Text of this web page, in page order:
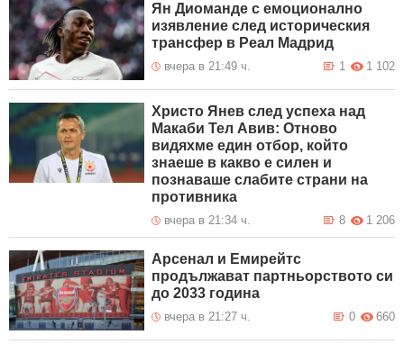
Ян Диоманде с емоционално
изявление след историческия
трансфер в Реал Мадрид
вчера в 21:49 ч. 1 102
1
Христо Янев след успеха над
Макаби Тел Авив: Отново
видяхме един отбор, който
знаеше в какво е силен и
познаваше слабите страни на
противника
вчера в 21:34 ч. 1 206
8
Арсенал и Емирейтс
продължават партньорството си
до 2033 година
вчера в 21:27 ч. 660
0